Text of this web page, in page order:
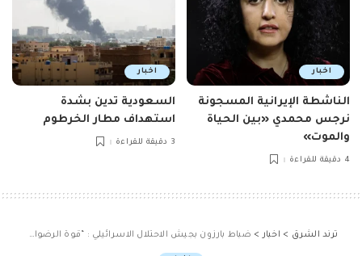
اخبار
الناشطة الإيرانية المسجونة
نرجس محمدي «بين الحياة
والموت»
4 دقيقة للقراءة
اخبار
السعودية تدين بشدة
استهداف مطار الخرطوم
3 دقيقة للقراءة
ترند الشرق > اخبار > ضباط بارزون بجيش الاحتلال الاسرائيلي : “قوة الرضوان” قادرة على التسلل للمستوطنات في الشمال